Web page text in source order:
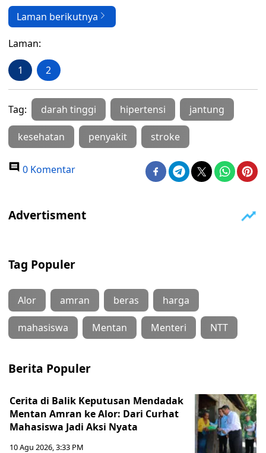
Laman berikutnya
Laman:
1 2
Tag: darah tinggi hipertensi jantung
kesehatan penyakit stroke
0 Komentar
Tag Populer
Alor amran beras harga
mahasiswa Mentan Menteri NTT
Berita Populer
Cerita di Balik Keputusan Mendadak
Mentan Amran ke Alor: Dari Curhat
Mahasiswa Jadi Aksi Nyata
10 Agu 2026, 3:33 PM